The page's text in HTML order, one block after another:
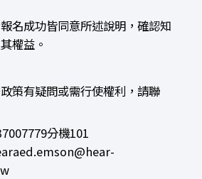
名成功皆同意所述說明，確認知
權益。
策有疑問或需行使權利，請聯
分機101